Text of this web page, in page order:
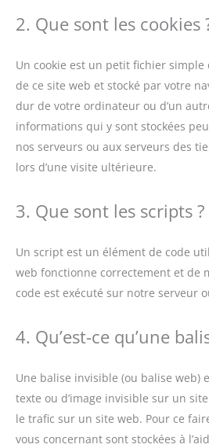
2. Que sont les cookies
Un cookie est un petit fichier simple
de ce site web et stocké par votre
dur de votre ordinateur ou d’un
informations qui y sont stockées
nos serveurs ou aux serveurs des
lors d’une visite ultérieure.
3. Que sont les scripts ?
Un script est un élément de code
web fonctionne correctement et de
code est exécuté sur notre serveur
4. Qu’est-ce qu’une
Une balise invisible (ou balise web)
texte ou d’image invisible sur un
le trafic sur un site web. Pour ce
vous concernant sont stockées à